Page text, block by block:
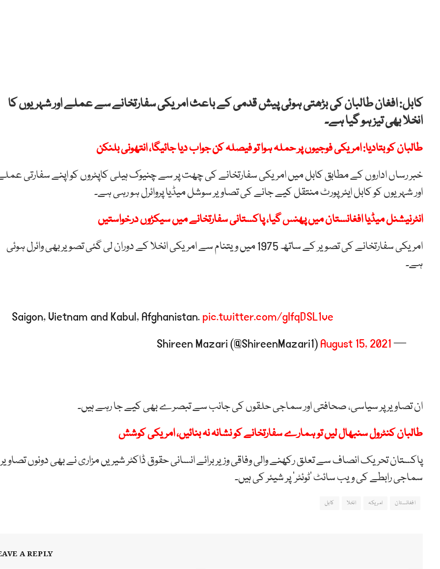
کابل: افغان طالبان کی بڑھتی ہوئی پیش قدمی کے باعث امریکی سفارتخانے سے عملے اور شہریوں کا
انخلا بھی تیز ہو گیا ہے۔
طالبان کو بتادیا: امریکی فوجیوں پر حملہ ہوا تو فیصلہ کن جواب دیا جائیگا، انتھونی بلنکن
خبر رساں اداروں کے مطابق کابل میں امریکی سفارتخانے کی چھت پر سے چنیوک ہیلی کاپٹروں کو اپنے سفارتی
اور شہریوں کو کابل ایئرپورٹ منتقل کیے جانے کی تصاویر سوشل میڈیا پروائرل ہو رہی ہے۔
انٹرنیشنل میڈیا افغانستان میں پھنس گیا، پاکستانی سفارتخانے میں سیکڑوں درخواستیں
امریکی سفارتخانے کی تصویر کے ساتھ 1975 میں ویتنام سے امریکی انخلا کے دوران لی گئی تصویر بھی وائرل ہوئی
ہے۔
Saigon, Vietnam and Kabul, Afghanistan.pic.twitter.com/gIfqDSL1ve
— Shireen Mazari (@ShireenMazari1)
August 15, 2021
ان تصاویر پر سیاسی، صحافتی اور سماجی حلقوں کی جانب سے تبصرے بھی کیے جا رہے ہیں۔
طالبان کنٹرول سنبھال لیں تو ہمارے سفارتخانے کو نشانہ نہ بنائیں، امریکی کوشش
پاکستان تحریک انصاف سے تعلق رکھنے والی وفاقی وزیر برائے انسانی حقوق ڈاکٹر شیریں مزاری نے بھی دونوں تصاویر
سماجی رابطے کی ویب سائٹ ’ٹوئٹر‘ پر شیئر کی ہیں۔
افغانستان امریکہ انخلا کابل
A REPLY